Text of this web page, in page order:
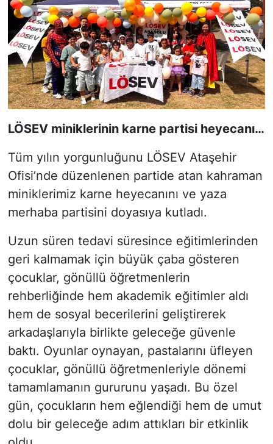
LÖSEV miniklerinin karne partisi heyecanı…
Tüm yılın yorgunluğunu LÖSEV Ataşehir
Ofisi’nde düzenlenen partide atan kahraman
miniklerimiz karne heyecanını ve yaza
merhaba partisini doyasıya kutladı.
Uzun süren tedavi süresince eğitimlerinden
geri kalmamak için büyük çaba gösteren
çocuklar, gönüllü öğretmenlerin
rehberliğinde hem akademik eğitimler aldı
hem de sosyal becerilerini geliştirerek
arkadaşlarıyla birlikte geleceğe güvenle
baktı. Oyunlar oynayan, pastalarını üfleyen
çocuklar, gönüllü öğretmenleriyle dönemi
tamamlamanın gururunu yaşadı. Bu özel
gün, çocukların hem eğlendiği hem de umut
dolu bir geleceğe adım attıkları bir etkinlik